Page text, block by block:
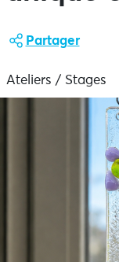
Partager
Ateliers / Stages